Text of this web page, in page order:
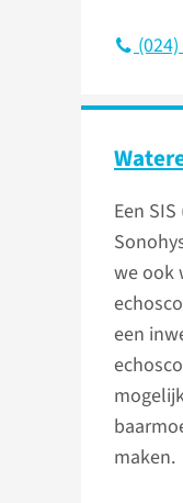
Een
we ook
een
maken.